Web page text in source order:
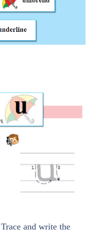
Trace and write the